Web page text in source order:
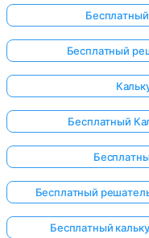
Бесплатный
Бесплатный
Бесплатный
Бесплатный
Бесплатный